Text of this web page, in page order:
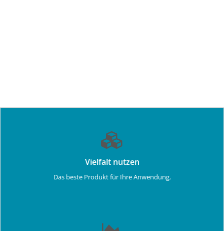
Vielfalt nutzen
Das beste Produkt für Ihre Anwendung.